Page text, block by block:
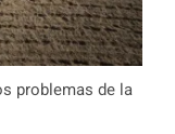
problemas de la